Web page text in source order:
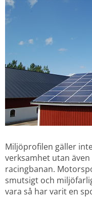
Miljöprofilen gäller
verksamhet utan
racingbanan.
smutsigt och
vara så har varit en